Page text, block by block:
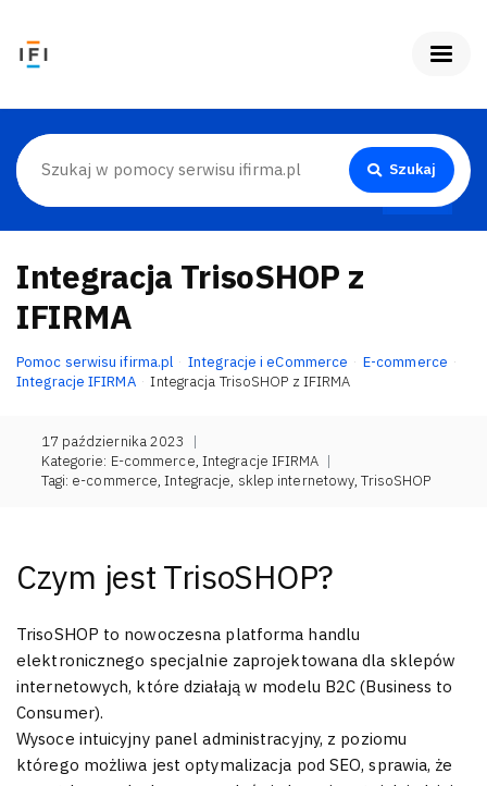
Szukaj
Integracja TrisoSHOP z
IFIRMA
Pomoc serwisu ifirma.pl Integracje i eCommerce
E-commerce
Integracje IFIRMA
Integracja TrisoSHOP z IFIRMA
17 października 2023
|
Kategorie: E-commerce, Integracje IFIRMA |
Tagi: e-commerce,Integracje, sklep internetowy,TrisoSHOP
Czym jest TrisoSHOP?
TrisoSHOP to nowoczesna platforma handlu
elektronicznego specjalnie zaprojektowana dla sklepów
internetowych, które działają w modelu B2C (Business to
Consumer).
Wysoce intuicyjny panel administracyjny, z poziomu
którego możliwa jest optymalizacja pod SEO, sprawia, że